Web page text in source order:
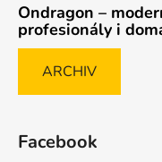
Ondragon –
profesionály i
ARCHIV
Facebook